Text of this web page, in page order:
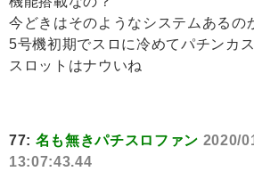
今どきはそのようなシステムあるの
5号機初期でスロに冷めてパチンカ
スロットはナウいね
77: 名も無きパチスロファン 2020/
13:07:43.44